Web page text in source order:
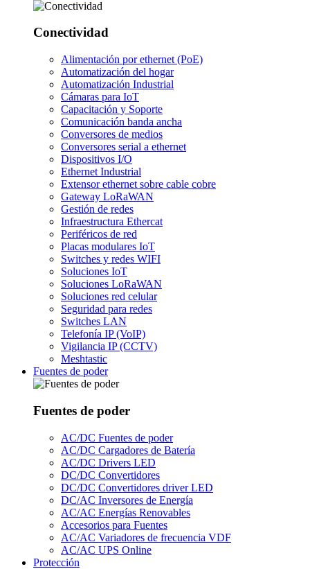
Conectividad
Alimentación por ethernet (PoE)
Automatización del hogar
Automatización Industrial
Cámaras para IoT
Capacitación y Soporte
Comunicación banda ancha
Conversores de medios
Conversores serial a ethernet
Dispositivos I/O
Ethernet Industrial
Extensor ethernet sobre cable cobre
Gateway LoRaWAN
Gestión de redes
Infraestructura Ethercat
Periféricos de red
Placas modulares IoT
Switches y redes WIFI
Soluciones IoT
Soluciones LoRaWAN
Soluciones red celular
Seguridad para redes
Switches LAN
Telefonía IP (VoIP)
Vigilancia IP (CCTV)
Meshtastic
Fuentes de poder
Fuentes de poder
AC/DC Fuentes de poder
AC/DC Cargadores de Batería
AC/DC Drivers LED
DC/DC Convertidores
DC/DC Convertidores driver LED
DC/AC Inversores de Energía
AC/AC Energías Renovables
Accesorios para Fuentes
AC/AC Variadores de frecuencia VDF
AC/AC UPS Online
Protección